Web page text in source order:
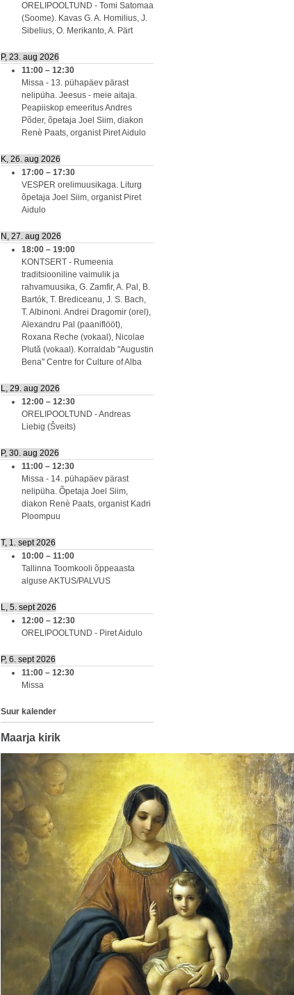
ORELIPOOLTUND - Tomi Satomaa
(Soome). Kavas G. A. Homilius, J.
Sibelius, O. Merikanto, A. Pärt
P, 23. aug 2026
11:00 – 12:30
Missa - 13. pühapäev pärast
nelipüha. Jeesus - meie aitaja.
Peapiiskop emeeritus Andres
Põder, õpetaja Joel Siim, diakon
Renè Paats, organist Piret Aidulo
K, 26. aug 2026
17:00 – 17:30
VESPER orelimuusikaga. Liturg
õpetaja Joel Siim, organist Piret
Aidulo
N, 27. aug 2026
18:00 – 19:00
KONTSERT - Rumeenia
traditsiooniline vaimulik ja
rahvamuusika, G. Zamfir, A. Pal, B.
Bartók, T. Brediceanu, J. S. Bach,
T. Albinoni. Andrei Dragomir (orel),
Alexandru Pal (paaniflööt),
Roxana Reche (vokaal), Nicolae
Plută (vokaal). Korraldab "Augustin
Bena" Centre for Culture of Alba
L, 29. aug 2026
12:00 – 12:30
ORELIPOOLTUND - Andreas
Liebig (Šveits)
P, 30. aug 2026
11:00 – 12:30
Missa - 14. pühapäev pärast
nelipüha. Õpetaja Joel Siim,
diakon Renè Paats, organist Kadri
Ploompuu
T, 1. sept 2026
10:00 – 11:00
Tallinna Toomkooli õppeaasta
alguse AKTUS/PALVUS
L, 5. sept 2026
12:00 – 12:30
ORELIPOOLTUND - Piret Aidulo
P, 6. sept 2026
11:00 – 12:30
Missa
Suur kalender
Maarja kirik